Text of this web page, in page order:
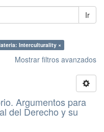
Ir
Interculturality ×
Mostrar filtros avanzados
Argumentos para
del Derecho y su